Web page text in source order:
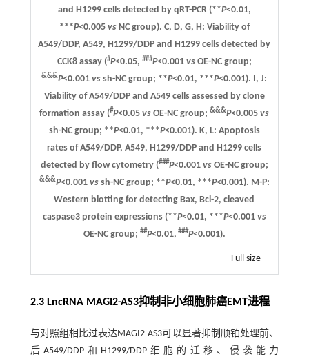
and H1299 cells detected by qRT-PCR (**P<0.01,
***P<0.005 vsNC group). C, D, G, H: Viability of
A549/DDP, A549, H1299/DDP and H1299 cells detected by
CCK8 assay (#P<0.05, ###P<0.001 vsOE-NC group;
&&&P<0.001vs sh-NC group; **P<0.01, ***P<0.001). I, J:
Viability of A549/DDP and A549 cells assessed by clone
formation assay (#P<0.05vs OE-NC group;&&&P<0.005vs
sh-NC group; **P<0.01, ***P<0.001). K, L: Apoptosis
rates of A549/DDP, A549, H1299/DDP and H1299 cells
detected by flow cytometry (###P<0.001 vsOE-NC group;
&&&P<0.001 vssh-NC group; **P<0.01, ***P<0.001). M-P:
Western blotting for detecting Bax, Bcl-2, cleaved
caspase3 protein expressions (**P<0.01, ***P<0.001 vs
OE-NC group; ##P<0.01, ###P<0.001).
Full size
2.3 LncRNA MAGI2-AS3抑制非小细胞肺癌EMT进程
与对照组相比过表达MAGI2-AS3可以显著抑制顺铂处理前、
后A549/DDP和H1299/DDP细胞的迁移、侵袭能力